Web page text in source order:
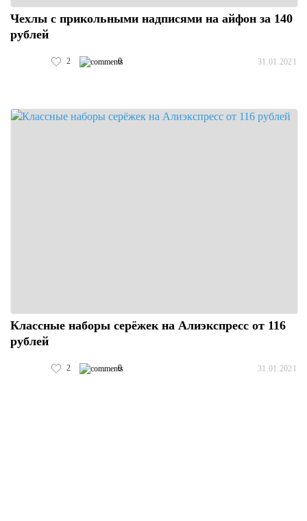
Чехлы с прикольными надписями на айфон за 140
рублей
2 0 31.01.2021
Классные наборы серёжек на Алиэкспресс от 116
рублей
2 0 31.01.2021